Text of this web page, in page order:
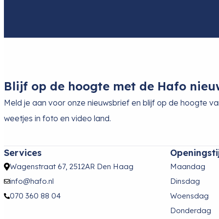
Blijf op de hoogte met de Hafo
Meld je aan voor onze nieuwsbrief en blijf op de hoogte
weetjes in foto en video land.
Services
Wagenstraat 67, 2512AR Den Haag
info@hafo.nl
070 360 88 04
Maandag
Dinsdag
Woensdag
Donderdag